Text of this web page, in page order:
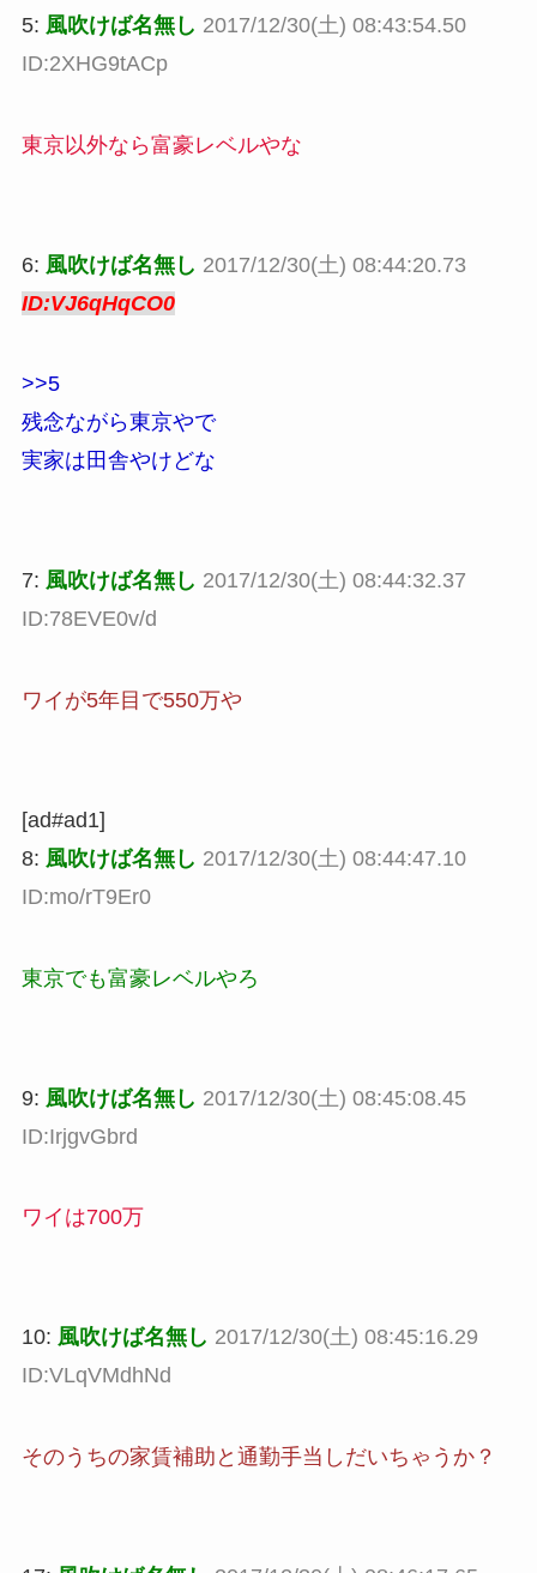
5: 風吹けば名無し 2017/12/30(土) 08:43:54.50
ID:2XHG9tACp
東京以外なら富豪レベルやな
6: 風吹けば名無し 2017/12/30(土) 08:44:20.73
ID:VJ6qHqCO0
>>5
残念ながら東京やで
実家は田舎やけどな
7: 風吹けば名無し 2017/12/30(土) 08:44:32.37
ID:78EVE0v/d
ワイが5年目で550万や
[ad#ad1]
8: 風吹けば名無し 2017/12/30(土) 08:44:47.10
ID:mo/rT9Er0
東京でも富豪レベルやろ
9: 風吹けば名無し 2017/12/30(土) 08:45:08.45
ID:IrjgvGbrd
ワイは700万
10: 風吹けば名無し 2017/12/30(土) 08:45:16.29
ID:VLqVMdhNd
そのうちの家賃補助と通勤手当しだいちゃうか？